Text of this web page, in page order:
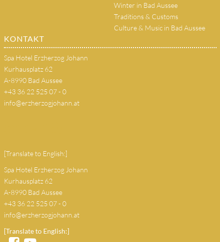
Winter in Bad Aussee
Traditions & Customs
Culture & Music in Bad Aussee
KONTAKT
Spa Hotel Erzherzog Johann
Kurhausplatz 62
A-8990 Bad Aussee
+43 36 22 525 07 - 0
info@erzherzogjohann.at
[Translate to English:]
Spa Hotel Erzherzog Johann
Kurhausplatz 62
A-8990 Bad Aussee
+43 36 22 525 07 - 0
info@erzherzogjohann.at
[Translate to English:]